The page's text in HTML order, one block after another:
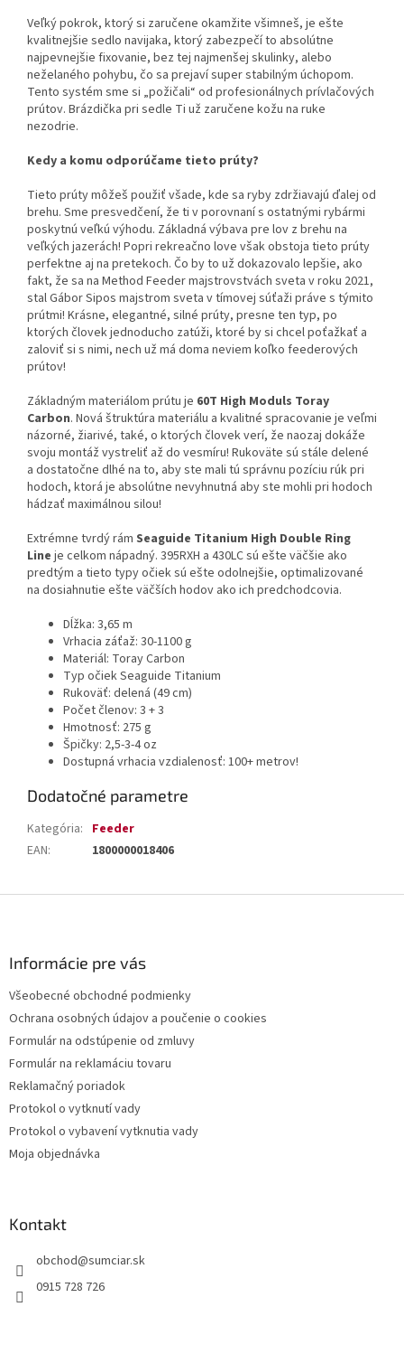
Veľký pokrok, ktorý si zaručene okamžite všimneš, je ešte
kvalitnejšie sedlo navijaka, ktorý zabezpečí to absolútne
najpevnejšie fixovanie, bez tej najmenšej skulinky, alebo
neželaného pohybu, čo sa prejaví super stabilným úchopom.
Tento systém sme si „požičali“ od profesionálnych prívlačových
prútov. Brázdička pri sedle Ti už zaručene kožu na ruke
nezodrie.
Kedy a komu odporúčame tieto prúty?
Tieto prúty môžeš použiť všade, kde sa ryby zdržiavajú ďalej od
brehu. Sme presvedčení, že ti v porovnaní s ostatnými rybármi
poskytnú veľkú výhodu. Základná výbava pre lov z brehu na
veľkých jazerách! Popri rekreačno love však obstoja tieto prúty
perfektne aj na pretekoch. Čo by to už dokazovalo lepšie, ako
fakt, že sa na Method Feeder majstrovstvách sveta v roku 2021,
stal Gábor Sipos majstrom sveta v tímovej súťaži práve s týmito
prútmi! Krásne, elegantné, silné prúty, presne ten typ, po
ktorých človek jednoducho zatúži, ktoré by si chcel poťažkať a
zaloviť si s nimi, nech už má doma neviem koľko feederových
prútov!
Základným materiálom prútu je 60T High Moduls Toray
Carbon. Nová štruktúra materiálu a kvalitné spracovanie je veľmi
názorné, žiarivé, také, o ktorých človek verí, že naozaj dokáže
svoju montáž vystreliť až do vesmíru! Rukoväte sú stále delené
a dostatočne dlhé na to, aby ste mali tú správnu pozíciu rúk pri
hodoch, ktorá je absolútne nevyhnutná aby ste mohli pri hodoch
hádzať maximálnou silou!
Extrémne tvrdý rám Seaguide Titanium High Double Ring
Line je celkom nápadný. 395RXH a 430LC sú ešte väčšie ako
predtým a tieto typy očiek sú ešte odolnejšie, optimalizované
na dosiahnutie ešte väčších hodov ako ich predchodcovia.
Dĺžka: 3,65 m
Vrhacia záťaž: 30-1100 g
Materiál: Toray Carbon
Typ očiek Seaguide Titanium
Rukoväť: delená (49 cm)
Počet členov: 3 + 3
Hmotnosť: 275 g
Špičky: 2,5-3-4 oz
Dostupná vrhacia vzdialenosť: 100+ metrov!
Dodatočné parametre
Kategória: Feeder
EAN: 1800000018406
Informácie pre vás
Všeobecné obchodné podmienky
Ochrana osobných údajov a poučenie o cookies
Formulár na odstúpenie od zmluvy
Formulár na reklamáciu tovaru
Reklamačný poriadok
Protokol o vytknutí vady
Protokol o vybavení vytknutia vady
Moja objednávka
Kontakt
obchod@sumciar.sk
0915 728 726